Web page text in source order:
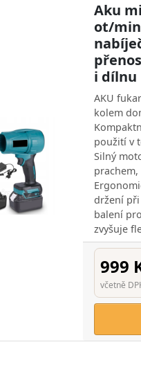
Aku
ot/
i dílnu
AKU
kolem
použití v
Silný
držení
balení
zvyšuje
999
včetně